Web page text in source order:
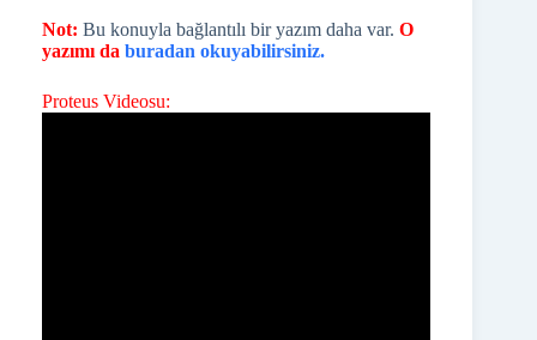
Not: Bu konuyla bağlantılı bir yazım daha var. O
yazımı da buradan okuyabilirsiniz.
Proteus Videosu: